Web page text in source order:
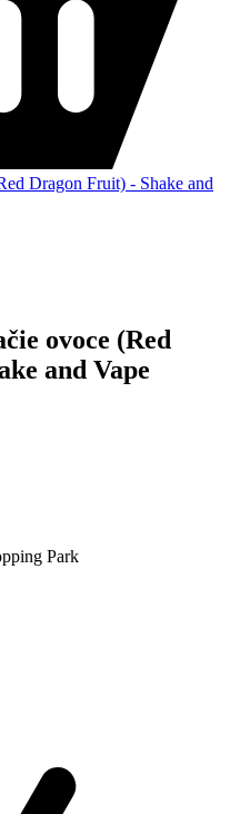
Dragon Fruit) - Shake and
ovoce (Red
and Vape
Park